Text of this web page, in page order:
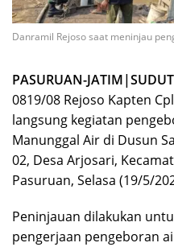
Danramil Rejoso saat meninjau
PASURUAN-
0819/08 Rejoso Kapten
langsung kegiatan
Manunggal Air di Dusun
02, Desa Arjosari,
Pasuruan, Selasa (19/5/
Peninjauan dilakukan
pengerjaan pengeboran